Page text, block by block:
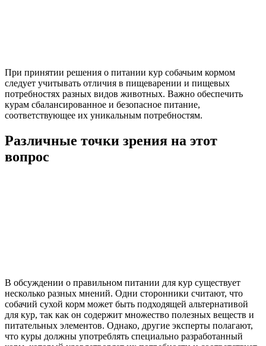
При принятии решения о питании кур собачьим кормом
следует учитывать отличия в пищеварении и пищевых
потребностях разных видов животных. Важно обеспечить
курам сбалансированное и безопасное питание,
соответствующее их уникальным потребностям.
Различные точки зрения на этот
вопрос
В обсуждении о правильном питании для кур существует
несколько разных мнений. Одни сторонники считают, что
собачий сухой корм может быть подходящей альтернативой
для кур, так как он содержит множество полезных веществ и
питательных элементов. Однако, другие эксперты полагают,
что куры должны употреблять специально разработанный